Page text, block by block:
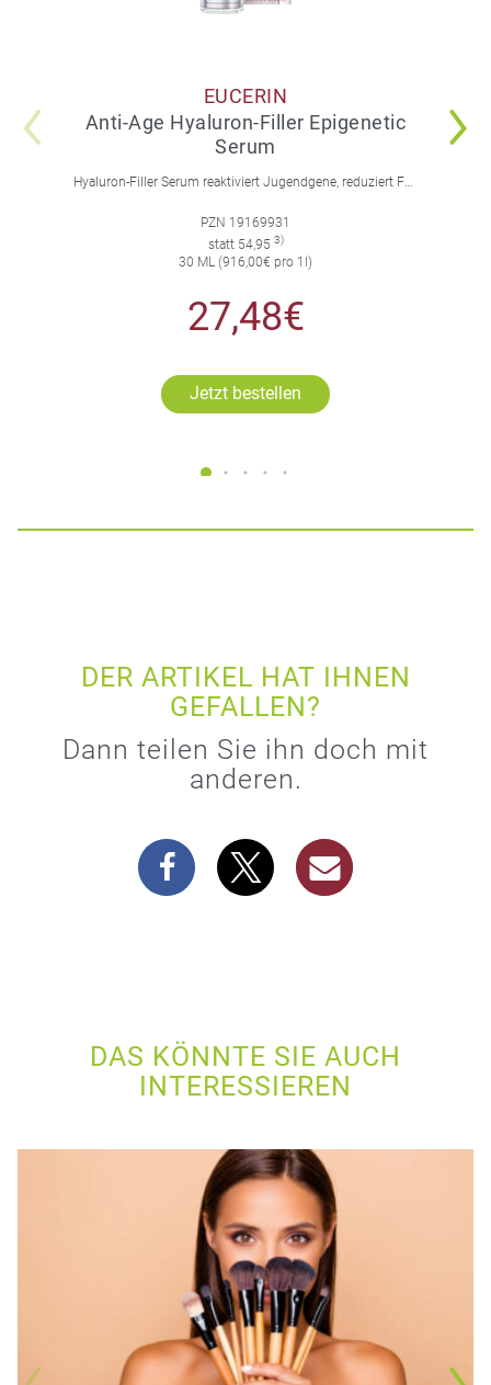
EUCERIN
Anti-Age Hyaluron-Filler Epigenetic
Serum
PZN 19169931
statt 54,95 3)
30 ML (916,00€ pro 1l)
27,48€
Jetzt bestellen
DER ARTIKEL HAT IHNEN
GEFALLEN?
Dann teilen Sie ihn doch mit
anderen.
DAS KÖNNTE SIE AUCH
INTERESSIEREN